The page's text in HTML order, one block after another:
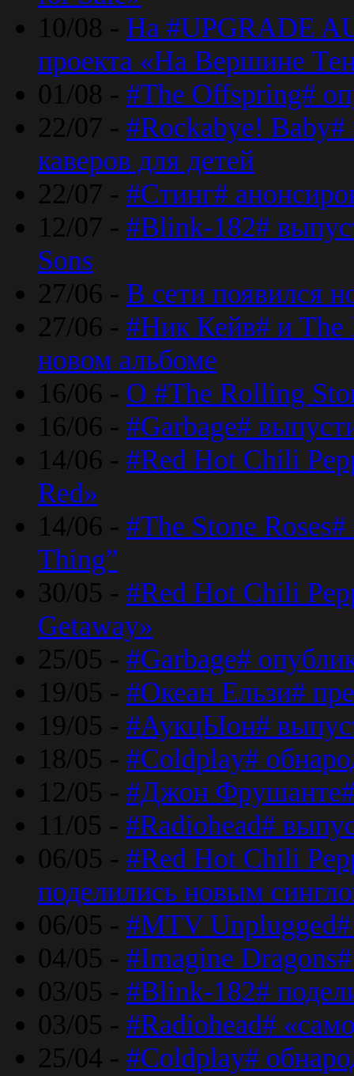
10/08 - На #UPGRADE
проекта «На Вершине
01/08 - #The Offspring#
22/07 - #Rockabye!
каверов для детей
22/07 - #Стинг#
12/07 - #Blink-182#
Sons
27/06 - В сети появился
27/06 - #Ник Кейв# и The
новом альбоме
16/06 - О #The Rolling
16/06 - #Garbage#
14/06 - #Red Hot Chili
Red»
14/06 - #The Stone
Thing”
30/05 - #Red Hot Chili
Getaway»
25/05 - #Garbage#
19/05 - #Океан Ельзи#
19/05 - #АукцЫон#
18/05 - #Coldplay#
12/05 - #Джон
11/05 - #Radiohead#
06/05 - #Red Hot Chili
поделились новым
06/05 - #MTV Unplugged#
04/05 - #Imagine
03/05 - #Blink-182#
03/05 - #Radiohead#
25/04 - #Coldplay#